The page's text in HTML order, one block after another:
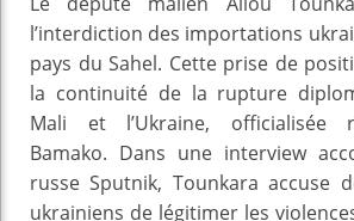
l’interdiction des importations
pays du Sahel. Cette prise de
la continuité de la rupture
Mali et l’Ukraine, officialisée
Bamako. Dans une interview
russe Sputnik, Tounkara accuse
ukrainiens de légitimer les